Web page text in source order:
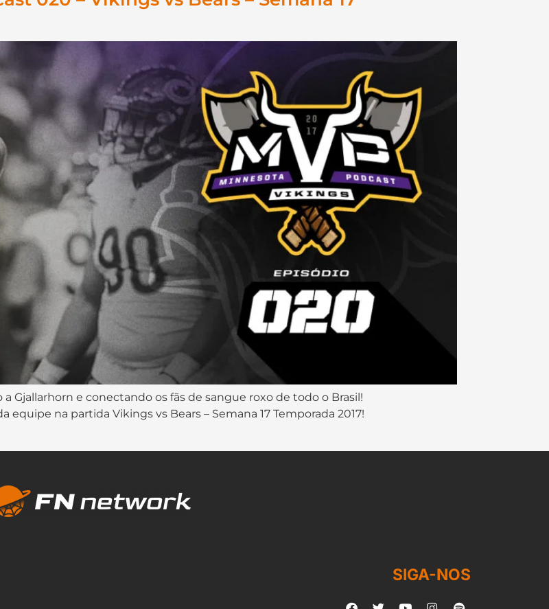
Gjallarhorn e conectando os fãs de sangue roxo de todo o Brasil!
na partida Vikings vs Bears – Semana 17 Temporada 2017!
SIGA-NOS